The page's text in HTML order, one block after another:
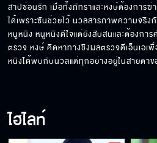
สาปซ่อนรัก
สาปซ่อนรัก เมื่อทั้งภัทราและหงษ์ต้องการ
ได้เพราะซันช่วยไว้ นวลสารภาพความจริง
หนูหนิง หนูหนิงดีใจแต่ยังสับสนและต้องกา
ตรวจ หงษ์ คิดหาทางชิงผลตรวจดีเอ็นเอเ
หนิงได้พบกับนวลแต่ทุกอย่างอยู่ในสายตาข
ไฮไลท์